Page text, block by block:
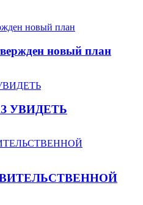
новый план
УВИДЕТЬ